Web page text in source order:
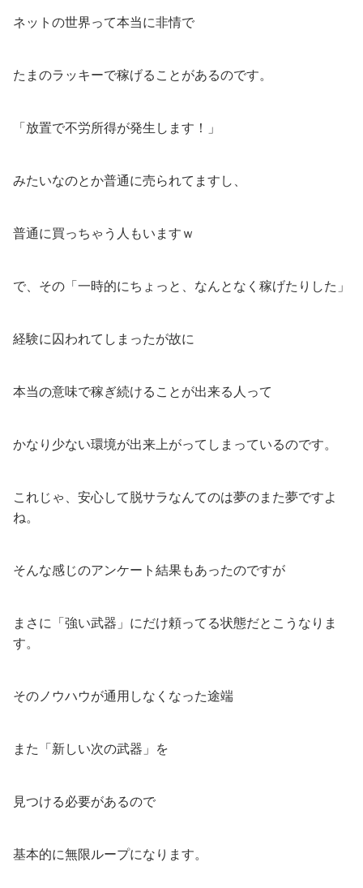
ネットの世界って本当に非情で
たまのラッキーで稼げることがあるのです。
「放置で不労所得が発生します！」
みたいなのとか普通に売られてますし、
普通に買っちゃう人もいますｗ
で、その「一時的にちょっと、なんとなく稼げたりした」
経験に囚われてしまったが故に
本当の意味で稼ぎ続けることが出来る人って
かなり少ない環境が出来上がってしまっているのです。
これじゃ、安心して脱サラなんてのは夢のまた夢ですよ
ね。
そんな感じのアンケート結果もあったのですが
まさに「強い武器」にだけ頼ってる状態だとこうなりま
す。
そのノウハウが通用しなくなった途端
また「新しい次の武器」を
見つける必要があるので
基本的に無限ループになります。